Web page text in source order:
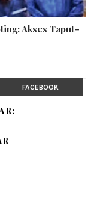
Akses Taput–
FACEBOOK